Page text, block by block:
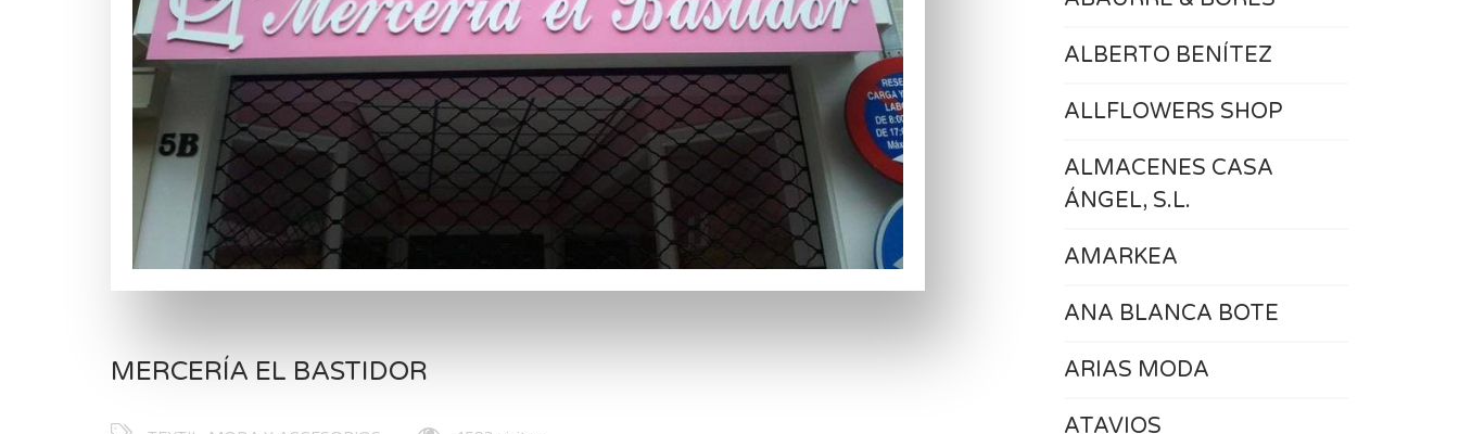
MERCERÍA EL BASTIDOR
ALBERTO BENÍTEZ
ALLFLOWERS SHOP
ALMACENES CASA
ÁNGEL, S.L.
AMARKEA
ANA BLANCA BOTE
ARIAS MODA
ATAVIOS